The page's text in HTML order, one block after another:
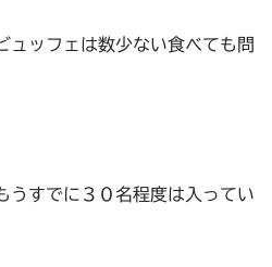
ュッフェは数少ない食べても問
うすでに３０名程度は入ってい